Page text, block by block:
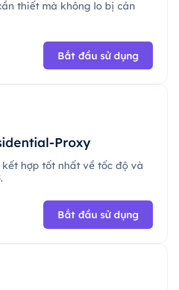
thiết mà không lo bị cản
Bắt đầu sử dụng
Proxy
kết hợp tốt nhất về tốc độ và
Bắt đầu sử dụng